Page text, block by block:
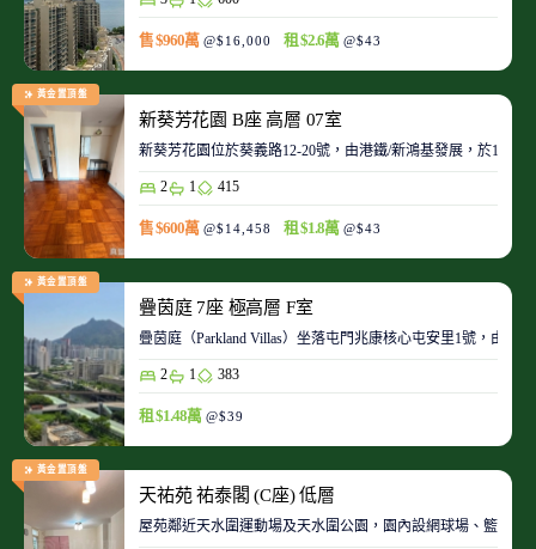
售 $960萬 @$16,000 租 $2.6萬 @$43
黃金置頂盤
新葵芳花園 B座 高層 07室
新葵芳花園位於葵義路12-20號，由港鐵/新鴻基發展，於
2 1 415
售 $600萬 @$14,458 租 $1.8萬 @$43
黃金置頂盤
疊茵庭 7座 極高層 F室
疊茵庭（Parkland Villas）坐落屯門兆康核心屯安里1號，由
2 1 383
租 $1.48萬 @$39
黃金置頂盤
天祐苑 祐泰閣 (C座) 低層
屋苑鄰近天水圍運動場及天水圍公園，園內設網球場、籃球